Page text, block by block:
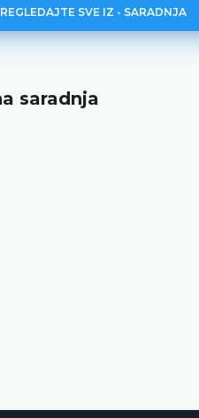
SVE IZ - SARADNJA
saradnja